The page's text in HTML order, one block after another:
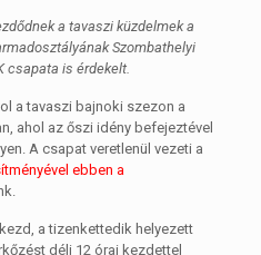
a tavaszi küzdelmek a
Szombathelyi
csapata is érdekelt.
a tavaszi bajnoki szezon a
ahol az őszi idény befejeztével
A csapat veretlenül vezeti a
ebben a
a tizenkettedik helyezett
déli 12 órai kezdettel